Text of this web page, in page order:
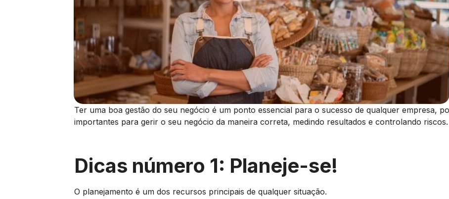
Ter uma boa gestão do seu negócio é um ponto essencial para o sucesso de qualquer empresa,
importantes para gerir o seu negócio da maneira correta, medindo resultados e controlando riscos.
Dicas número 1: Planeje-se!
O planejamento é um dos recursos principais de qualquer situação.